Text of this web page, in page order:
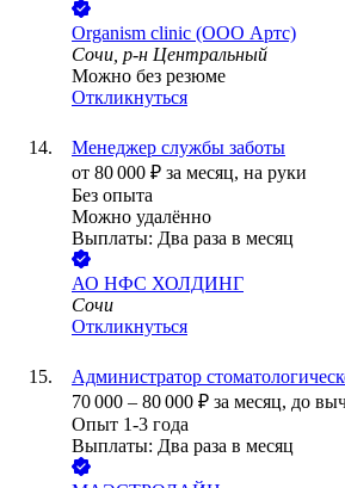
Organism clinic (ООО Артс)
Сочи, р-н Центральный
Можно без резюме
Откликнуться
Менеджер службы заботы
от 80 000 ₽ за месяц, на руки
Без опыта
Можно удалённо
Выплаты: Два раза в месяц
АО НФС ХОЛДИНГ
Сочи
Откликнуться
Администратор
70 000 – 80 000 ₽ за месяц, до
Опыт 1-3 года
Выплаты: Два раза в месяц